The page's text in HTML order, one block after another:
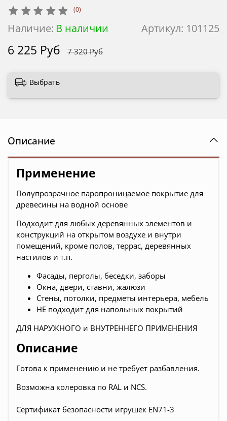
(0)
Артикул: 101125
Наличие: В наличии
6 225 Руб 7 320 Руб
Выбрать
Описание
Применение
Полупрозрачное паропроницаемое покрытие для
древесины на водной основе
Подходит для любых деревянных элементов и
конструкций на открытом воздухе и внутри
помещений, кроме полов, террас, деревянных
настилов и т.п.
Фасады, перголы, беседки, заборы
Окна, двери, ставни, жалюзи
Стены, потолки, предметы интерьера, мебель
НЕ подходит для напольных покрытий
ДЛЯ НАРУЖНОГО и ВНУТРЕННЕГО ПРИМЕНЕНИЯ
Описание
Готова к применению и не требует разбавления.
Возможна колеровка по RAL и NCS.
Сертификат безопасности игрушек EN71-3